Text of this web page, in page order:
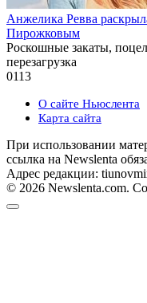
Анжелика Ревва
Пирожковым
Роскошные закаты,
перезагрузка
0113
О сайте Ньюслента
Карта сайта
При использовании
ссылка на Newslenta
Адрес редакции:
© 2026 Newslenta.com.